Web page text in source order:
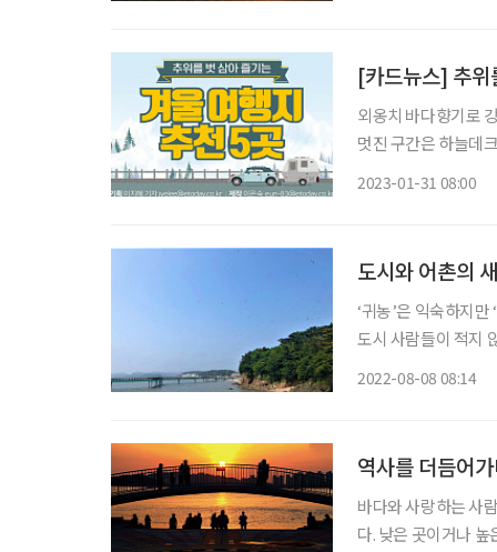
[카드뉴스] 추위
외옹치 바다향기로
멋진 구간은 하늘데
2023-01-31 08:00
도시와 어촌의
‘귀농’은 익숙하지
도시 사람들이 적지
2022-08-08 08:14
역사를 더듬어
바다와 사랑하는 사
다. 낮은 곳이거나